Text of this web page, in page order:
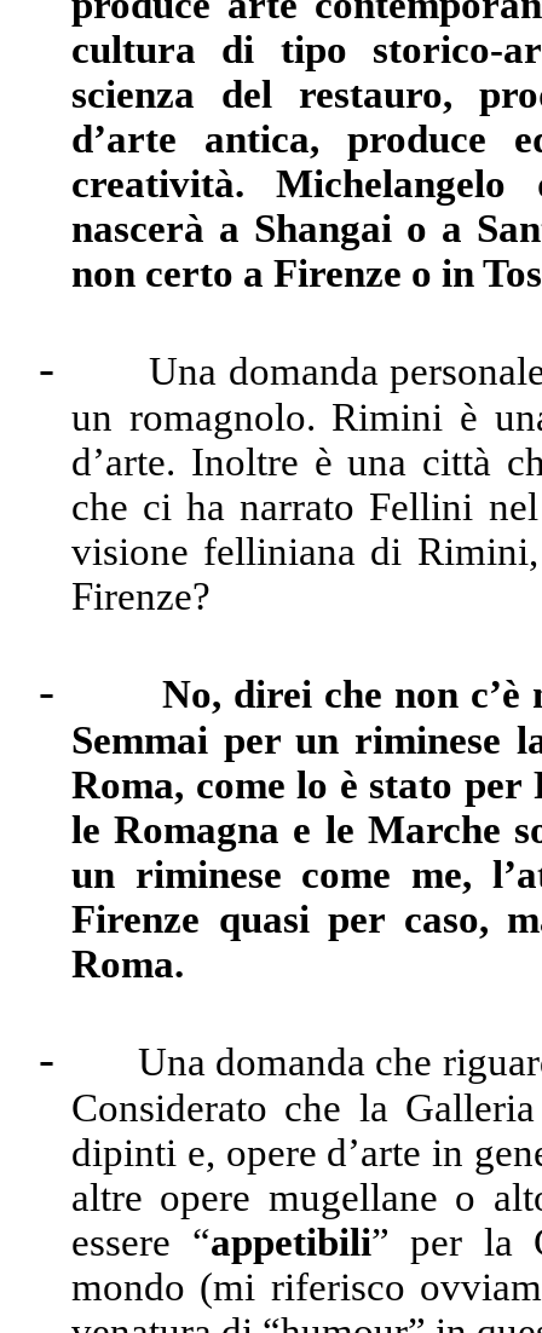
cultura di tipo storico-
scienza del restauro,
d’arte antica, produce
creatività.
nascerà a Shangai o a
non certo a Firenze o in
-
Una domanda
un romagnolo. Rimini è
d’arte. Inoltre è una città
che ci ha narrato Fellini
visione felliniana di
Firenze?
-
No, direi che non
Semmai per un riminese
Roma, come lo è stato
le Romagna e le Marche
un riminese come me,
Firenze quasi per caso,
Roma.
-
Una domanda che
Considerato che la
dipinti e, opere d’arte in
altre opere mugellane o
essere “appetibili” per la
mondo (mi riferisco